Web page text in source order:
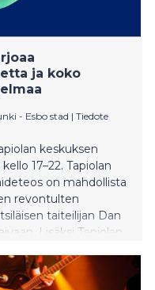
ja koko
- Esbo stad | Tiedote
keskuksen
17–22. Tapiolan
on mahdollista
revontulten
taiteilijan Dan
Lisäksi Tapiolan
ohjelmaa,
sekä valo- ja